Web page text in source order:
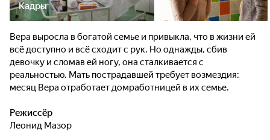
Кадры
Вера выросла в богатой семье и привыкла, что в жизни ей
всё доступно и всё сходит с рук. Но однажды, сбив
девочку и сломав ей ногу, она сталкивается с
реальностью. Мать пострадавшей требует возмездия:
месяц Вера отработает домработницей в их семье.
Режиссёр
Леонид Мазор